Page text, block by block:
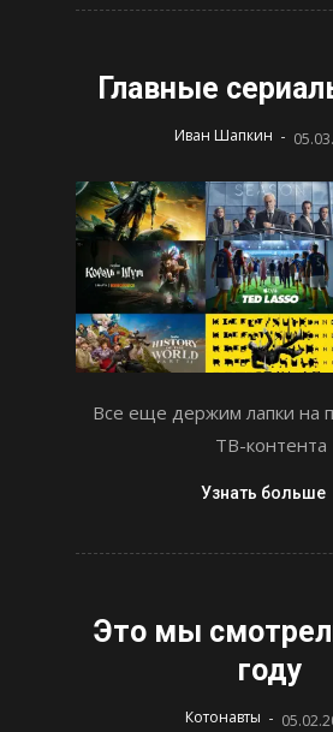
Главные
Иван Шапкин -
Все еще держим лапки на
ТВ-контента
Узнать больше
Это мы
году
Котонавты -